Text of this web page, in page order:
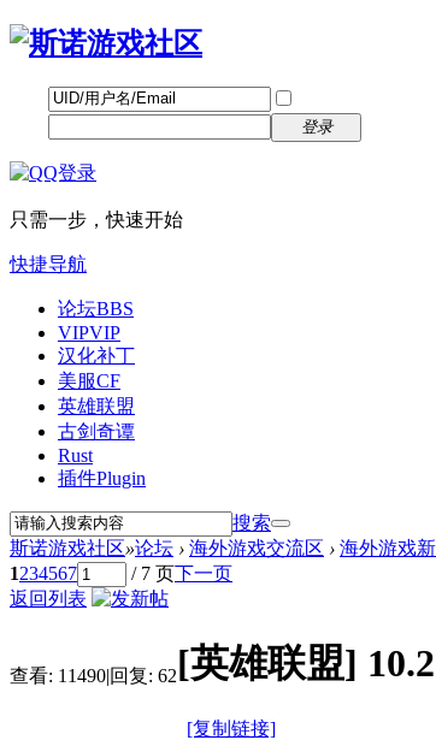
登录
只需一步，快速开始
快捷导航
论坛BBS
VIPVIP
汉化补丁
美服CF
英雄联盟
古剑奇谭
Rust
插件Plugin
搜索
斯诺游戏社区»论坛 › 海外游戏交流区 › 海外游戏
1234567 / 7 页下一页
返回列表
查看: 11490|回复: 62[英雄联盟]
[复制链接]